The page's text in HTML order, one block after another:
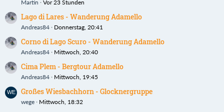
Martin Vor 23 Stunden
Lago di Lares - Wanderung Adamello
Andreas84 Donnerstag, 20:41
Corno di Lago Scuro - Wanderung Adamello
Andreas84 Mittwoch, 20:40
Cima Plem - Bergtour Adamello
Andreas84 Mittwoch, 19:45
Großes Wiesbachhorn - Glocknergruppe
wege Mittwoch, 18:32